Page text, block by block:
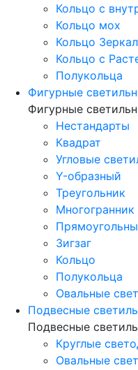
Кольцо с
Кольцо мох
Кольцо
Кольцо с
Полукольца
Фигурные
Фигурные
Нестандарты
Квадрат
Угловые
Y-образный
Треугольник
Многогранник
Зигзаг
Кольцо
Полукольца
Овальные
Подвесные
Подвесные
Круглые
Овальные